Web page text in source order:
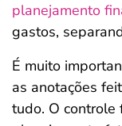
planejamento
gastos,
É muito
as anotações
tudo. O controle